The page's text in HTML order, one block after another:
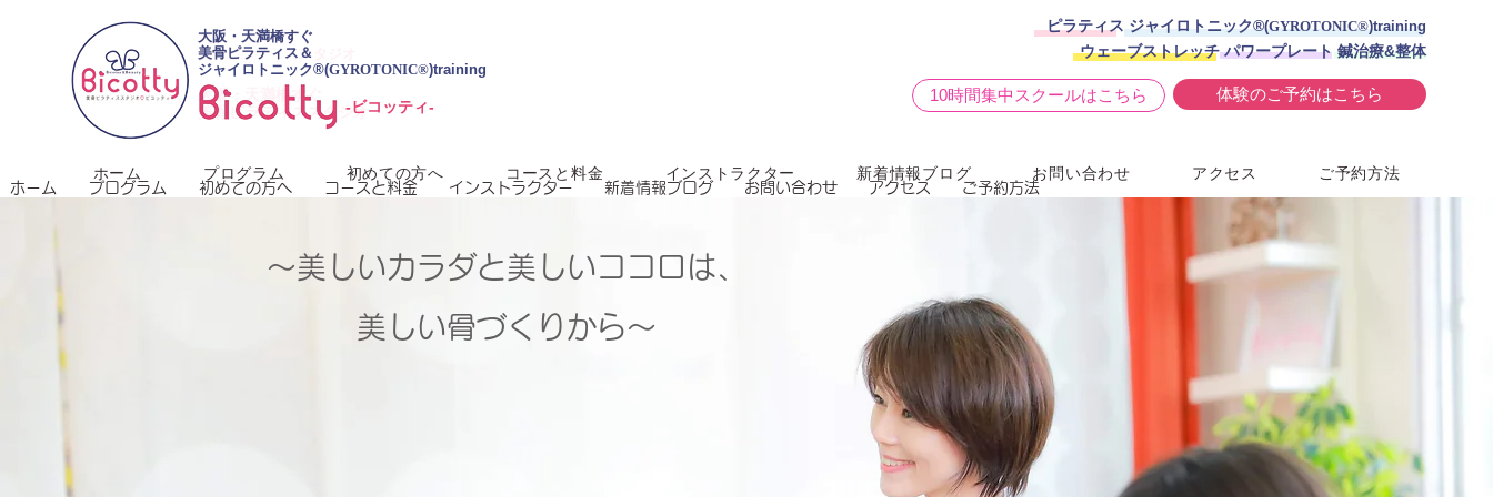
大阪・天満橋すぐ
美骨ピラティススタジオ
​大阪・天満橋すぐ
美骨ピラティススタジオ
​大阪・天満橋すぐ
美骨ピラティス＆
ジャイロトニック®︎(GYROTONIC®)training
-ビコッティ-
ピラティス ジャイロトニック®︎(GYROTONIC®)training
ウェーブストレッチ パワープレート 鍼治療&整体
10時間集中スクールはこちら 体験のご予約はこちら
ホーム プログラム 初めての方へ コースと料金 インストラクター 新着情報ブログ お問い合わせ アクセス ご予約方法
ホーム プログラム 初めての方へ コースと料金 インストラクター 新着情報ブログ お問い合わせ アクセス ご予約方法
​～美しいカラダと美しいココロは、
美しい骨づくりから～